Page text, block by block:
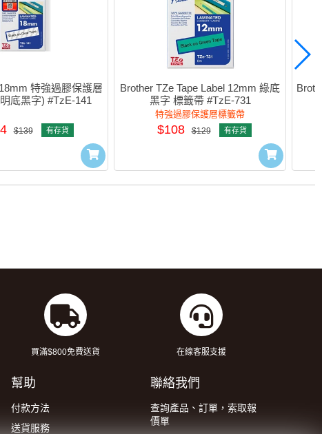
特強過膠保護層
底黑字) #TzE-141
$139 有存貨
Brother TZe Tape Label 12mm 綠底
黑字 標籤帶 #TzE-731
特強過膠保護層標籤帶
$108 $129 有存貨
買滿$800免費送貨 在線客服支援
幫助
付款方法
送貨服務
聯絡我們
查詢產品、訂單，索取報
價單